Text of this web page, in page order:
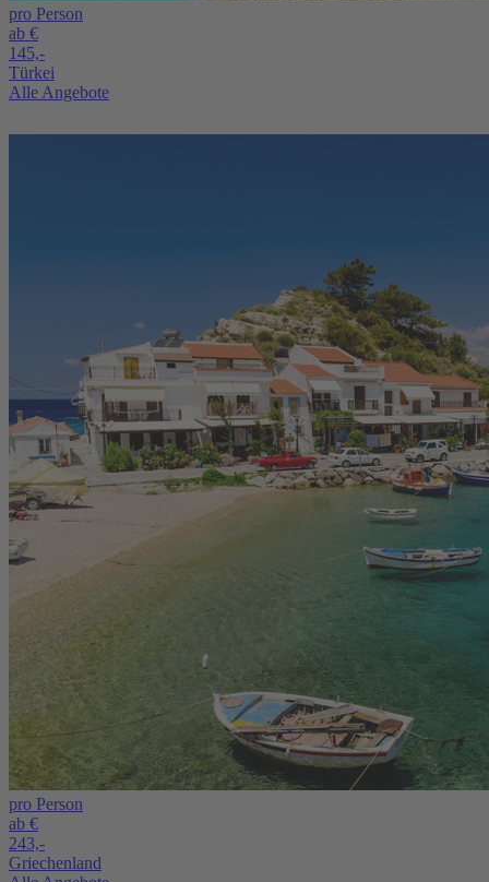
pro Person
ab €
145,-
Türkei
Alle Angebote
pro Person
ab €
243,-
Griechenland